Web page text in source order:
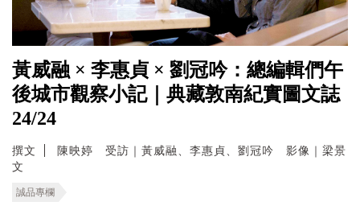
黃威融 × 李惠貞 × 劉冠吟：總編輯們午
後城市觀察小記｜典藏敦南紀實圖文誌
24/24
撰文
陳映婷 受訪｜黃威融、李惠貞、劉冠吟 影像｜梁景
文
誠品專欄